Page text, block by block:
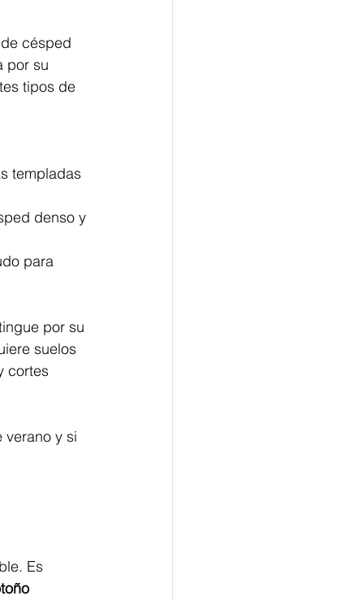
césped
por su
tipos de
templadas
denso y
para
por su
suelos
cortes
verano y si
Es